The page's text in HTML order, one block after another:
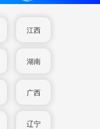
江西
湖南
广西
辽宁